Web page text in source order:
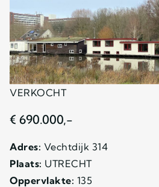
VERKOCHT
€ 690.000,-
Adres: Vechtdijk 314
Plaats: UTRECHT
Oppervlakte: 135